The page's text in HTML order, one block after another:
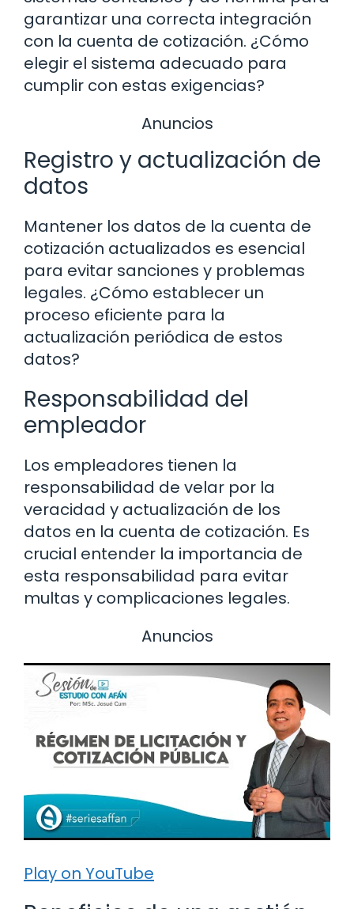
garantizar una correcta integración
con la cuenta de cotización. ¿Cómo
elegir el sistema adecuado para
cumplir con estas exigencias?
Anuncios
Registro y actualización de
datos
Mantener los datos de la cuenta de
cotización actualizados es esencial
para evitar sanciones y problemas
legales. ¿Cómo establecer un
proceso eficiente para la
actualización periódica de estos
datos?
Responsabilidad del
empleador
Los empleadores tienen la
responsabilidad de velar por la
veracidad y actualización de los
datos en la cuenta de cotización. Es
crucial entender la importancia de
esta responsabilidad para evitar
multas y complicaciones legales.
Anuncios
Play on YouTube